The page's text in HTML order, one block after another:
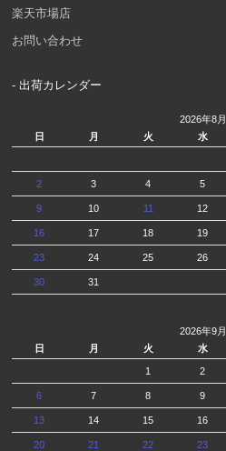
楽天市場店
お問い合わせ
- 出荷カレンダー
2026年8月
日
月 火 水
2 3 4 5
9 10 11 12
16 17 18 19
23 24 25 26
30 31
2026年9月
日
月 火 水
1 2
6 7 8 9
13 14 15 16
20 21 22 23